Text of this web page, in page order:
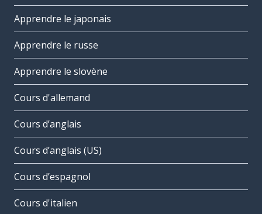
Apprendre le japonais
Apprendre le russe
Apprendre le slovène
Cours d'allemand
Cours d’anglais
Cours d’anglais (US)
Cours d’espagnol
Cours d'italien